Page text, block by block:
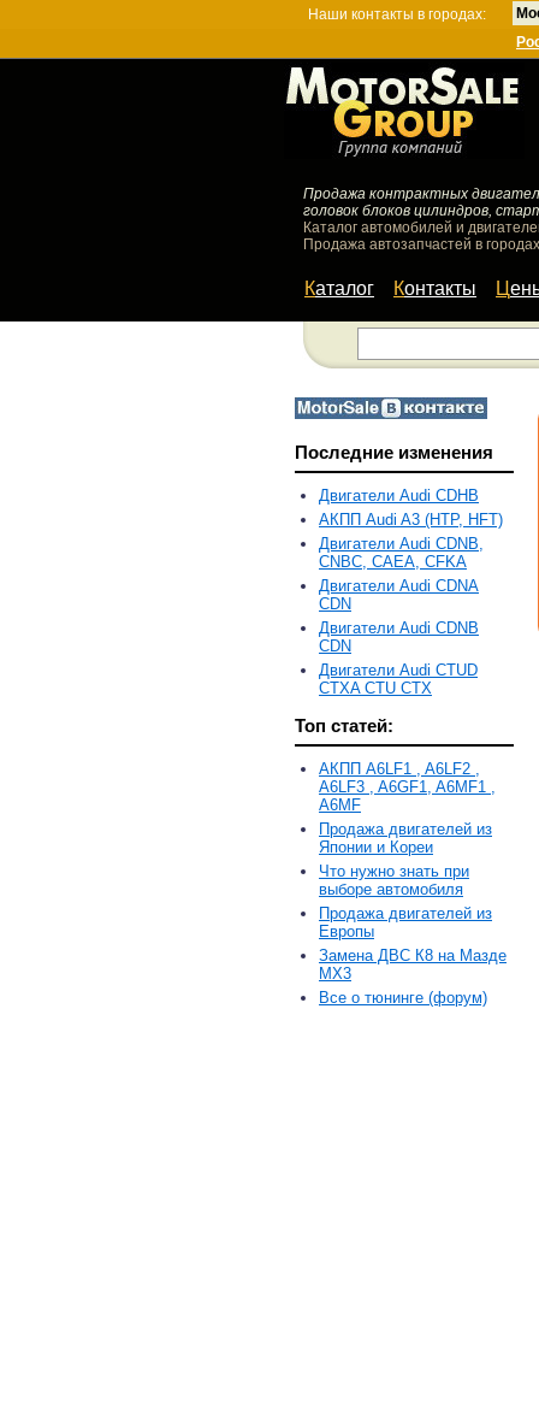
Наши контакты в городах:
Продажа контрактных
головок блоков цилиндров,
Каталог автомобилей и
Продажа автозапчастей в
Каталог Контакты
Последние изменения
Двигатели Audi CDHB
АКПП Audi A3 (HTP, HFT)
Двигатели Audi CDNB,
CNBC, CAEA, CFKA
Двигатели Audi CDNA
CDN
Двигатели Audi CDNB
CDN
Двигатели Audi CTUD
CTXA CTU CTX
Топ статей:
АКПП A6LF1 , A6LF2 ,
A6LF3 , A6GF1, A6MF1 ,
A6MF
Продажа двигателей из
Японии и Кореи
Что нужно знать при
выборе автомобиля
Продажа двигателей из
Европы
Замена ДВС К8 на Мазде
MX3
Все о тюнинге (форум)